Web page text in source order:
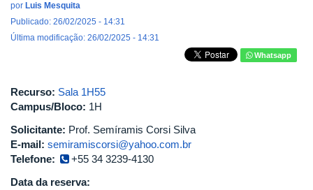
por Luis Mesquita
Publicado: 26/02/2025 - 14:31
Última modificação: 26/02/2025 - 14:31
Whatsapp
Recurso: Sala 1H55
Campus/Bloco: 1H
Solicitante: Prof. Semíramis Corsi Silva
E-mail: semiramiscorsi@yahoo.com.br
Telefone:
+55 34 3239-4130
Data da reserva: